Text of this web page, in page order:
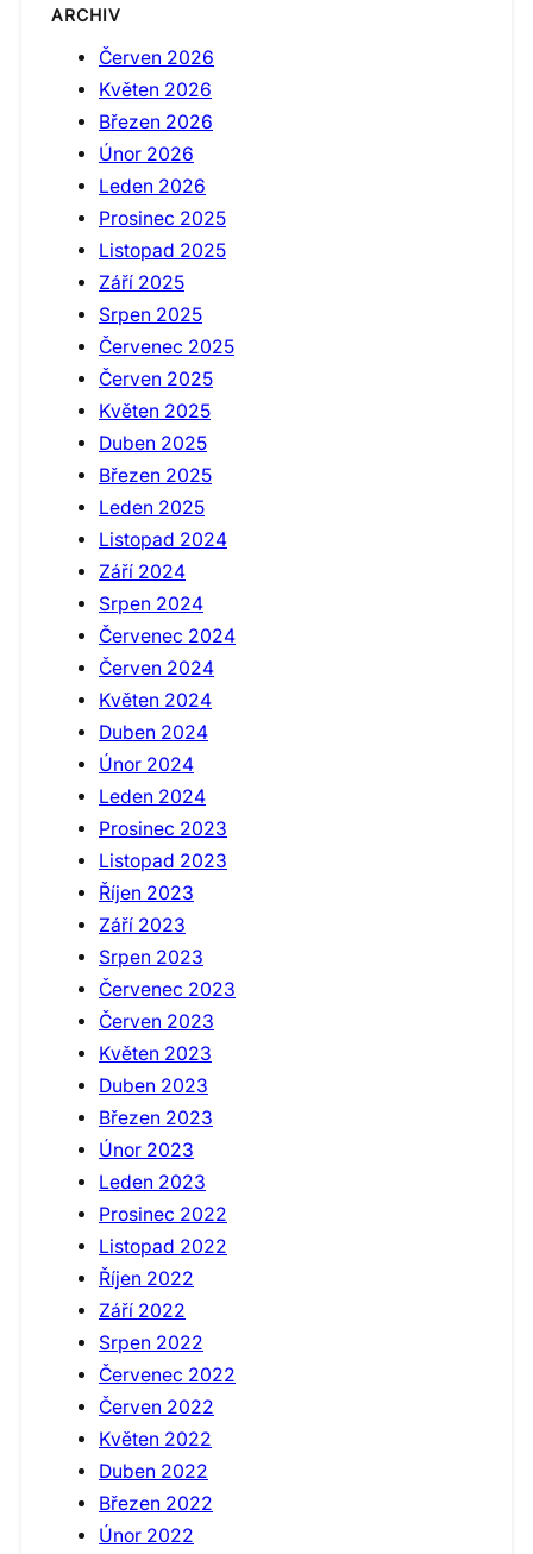
ARCHIV
Červen 2026
Květen 2026
Březen 2026
Únor 2026
Leden 2026
Prosinec 2025
Listopad 2025
Září 2025
Srpen 2025
Červenec 2025
Červen 2025
Květen 2025
Duben 2025
Březen 2025
Leden 2025
Listopad 2024
Září 2024
Srpen 2024
Červenec 2024
Červen 2024
Květen 2024
Duben 2024
Únor 2024
Leden 2024
Prosinec 2023
Listopad 2023
Říjen 2023
Září 2023
Srpen 2023
Červenec 2023
Červen 2023
Květen 2023
Duben 2023
Březen 2023
Únor 2023
Leden 2023
Prosinec 2022
Listopad 2022
Říjen 2022
Září 2022
Srpen 2022
Červenec 2022
Červen 2022
Květen 2022
Duben 2022
Březen 2022
Únor 2022